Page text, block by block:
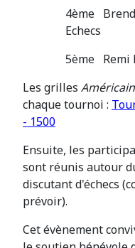
4ème
Echecs
5ème Remi
Les grilles
chaque tournoi :
- 1500
Ensuite, les
sont réunis autour
discutant d'échecs
prévoir).
Cet évènement